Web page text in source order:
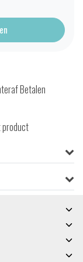
Betalen
product